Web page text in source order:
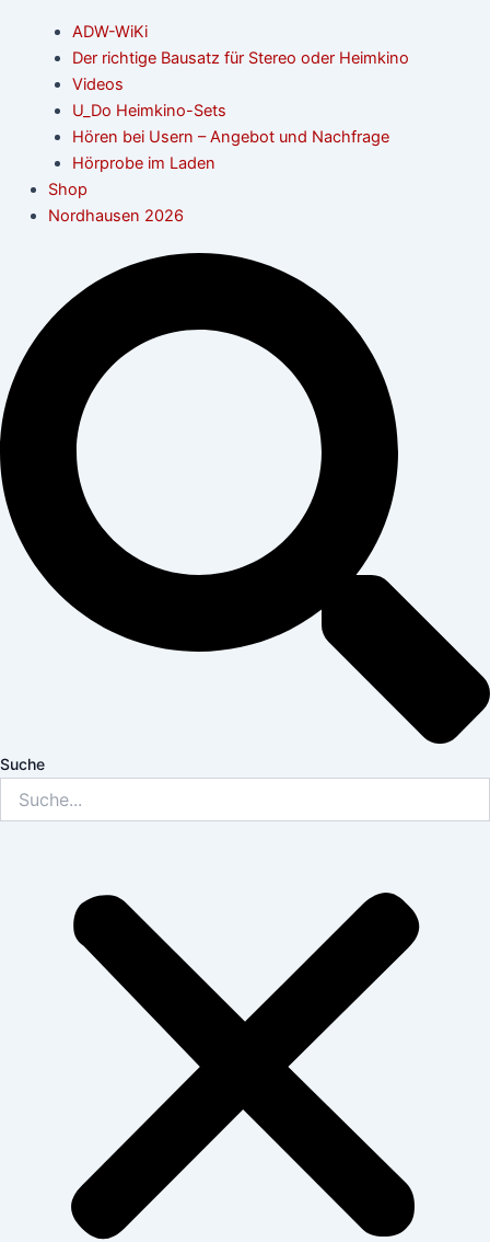
ADW-WiKi
Der richtige Bausatz für Stereo oder Heimkino
Videos
U_Do Heimkino-Sets
Hören bei Usern – Angebot und Nachfrage
Hörprobe im Laden
Shop
Nordhausen 2026
Suche